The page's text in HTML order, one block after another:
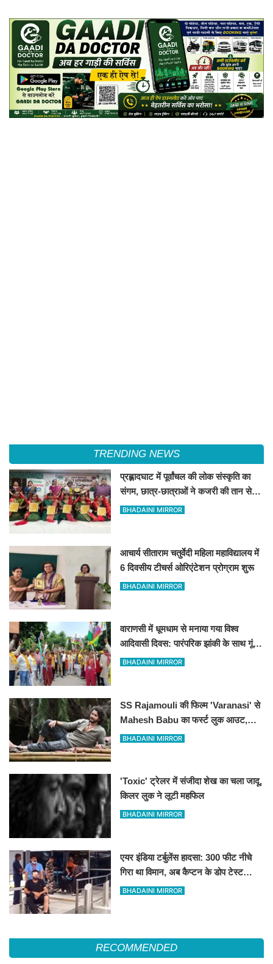
TRENDING NEWS
प्रह्लादघाट में पूर्वांचल की लोक संस्कृति का
संगम, छात्र-छात्राओं ने कजरी की तान से
बांधा समां
BHADAINI MIRROR
आचार्य सीताराम चतुर्वेदी महिला महाविद्यालय में
6 दिवसीय टीचर्स ओरिएंटेशन प्रोग्राम शुरू
BHADAINI MIRROR
वाराणसी में धूमधाम से मनाया गया विश्व
आदिवासी दिवस: पारंपरिक झांकी के साथ गूंजे
संविधान और अधिकारों के नारे, DM को सौंपा
BHADAINI MIRROR
SS Rajamouli की फिल्म 'Varanasi' से
Mahesh Babu का फर्स्ट लुक आउट,
'रुद्र' के अवतार में छा गए सुपरस्टार
BHADAINI MIRROR
'Toxic' ट्रेलर में संजीदा शेख का चला जादू,
किलर लुक ने लूटी महफिल
BHADAINI MIRROR
एयर इंडिया टर्बुलेंस हादसा: 300 फीट नीचे
गिरा था विमान, अब कैप्टन के डोप टेस्ट
पॉजिटिव होने के दावे से मचा हड़कंप
BHADAINI MIRROR
RECOMMENDED